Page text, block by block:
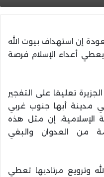
إن استهداف بيوت الله
أعداء الإسلام فرصة
تعليقا على التفجير
مدينة أبها جنوب غربي
الإسلامية، إن مثل هذه
من العدوان والبغي
وترويع مرتاديها تعطي